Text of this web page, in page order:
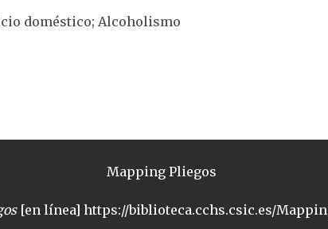
doméstico; Alcoholismo
Mapping Pliegos
[en línea] https://biblioteca.cchs.csic.es/